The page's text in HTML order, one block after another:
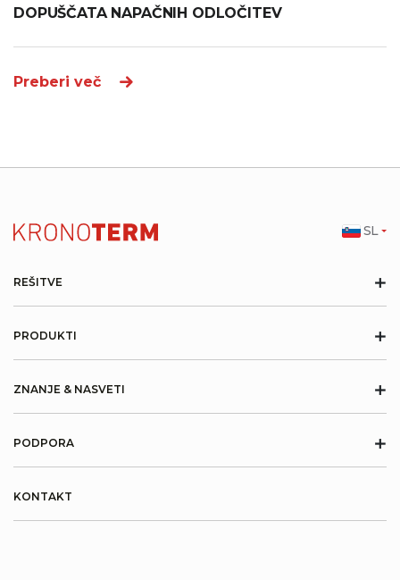
DOPUŠČATA NAPAČNIH ODLOČITEV
Preberi več
REŠITVE +
PRODUKTI +
ZNANJE & NASVETI +
PODPORA +
KONTAKT
SL